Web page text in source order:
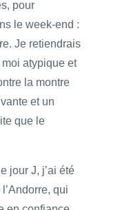
pour
le week-end :
Je retiendrais
atypique et
la montre
et un
que le
jour J, j’ai été
qui